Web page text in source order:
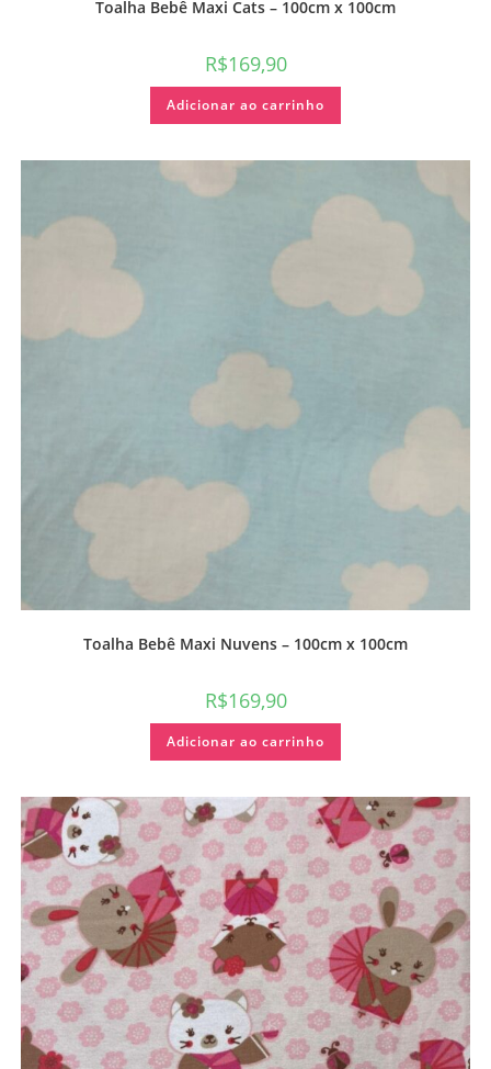
Toalha Bebê Maxi Cats – 100cm x 100cm
R$169,90
Adicionar ao carrinho
Toalha Bebê Maxi Nuvens – 100cm x 100cm
R$169,90
Adicionar ao carrinho